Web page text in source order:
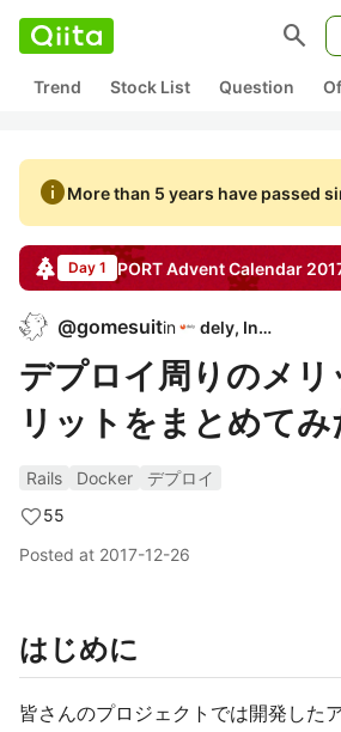
search
Trend Stock List Question
infoMore than 5 years have passed
Day 1 PORTAdvent Calendar
@gomesuitin dely, Inc.
デプロイ周りのメリ
リットをまとめてみ
Rails Docker
デプロイ
55
Posted at 2017-12-26
はじめに
皆さんのプロジェクトでは開発した